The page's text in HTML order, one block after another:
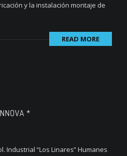
y la instalación montaje de
READ MORE
*
Industrial “Los Linares” Humanes